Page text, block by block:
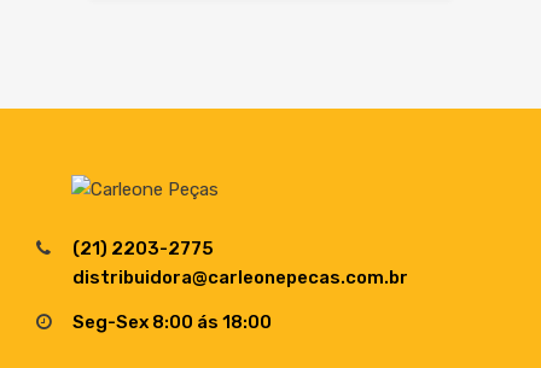
(21) 2203-2775
distribuidora@carleonepecas.com.br
Seg-Sex 8:00 ás 18:00